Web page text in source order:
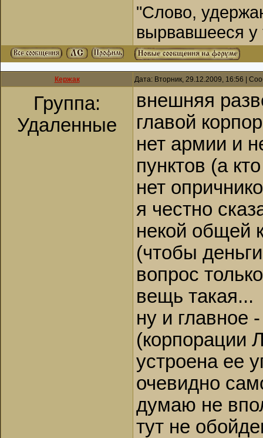
"Слово,
вырвавшееся у
Кержак Дата: Вторник, 29.12.2009, 16:56 |
Группа:
Удаленные
внешняя
главой
нет армии и
пунктов (а
нет
я честно
некой общей
(чтобы
вопрос
вещь такая...
ну и главное
(корпорации
устроена ее
очевидно
думаю не
тут не